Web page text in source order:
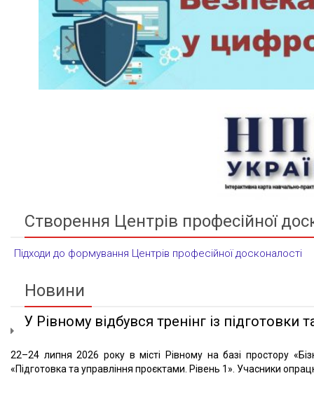
Створення Центрів професійної
Підходи до формування Центрів професійної досконалості
Новини
У Рівному відбувся тренінг із підготовки
22–24 липня 2026 року в місті Рівному на базі простору
«Підготовка та управління проєктами. Рівень 1». Учасники